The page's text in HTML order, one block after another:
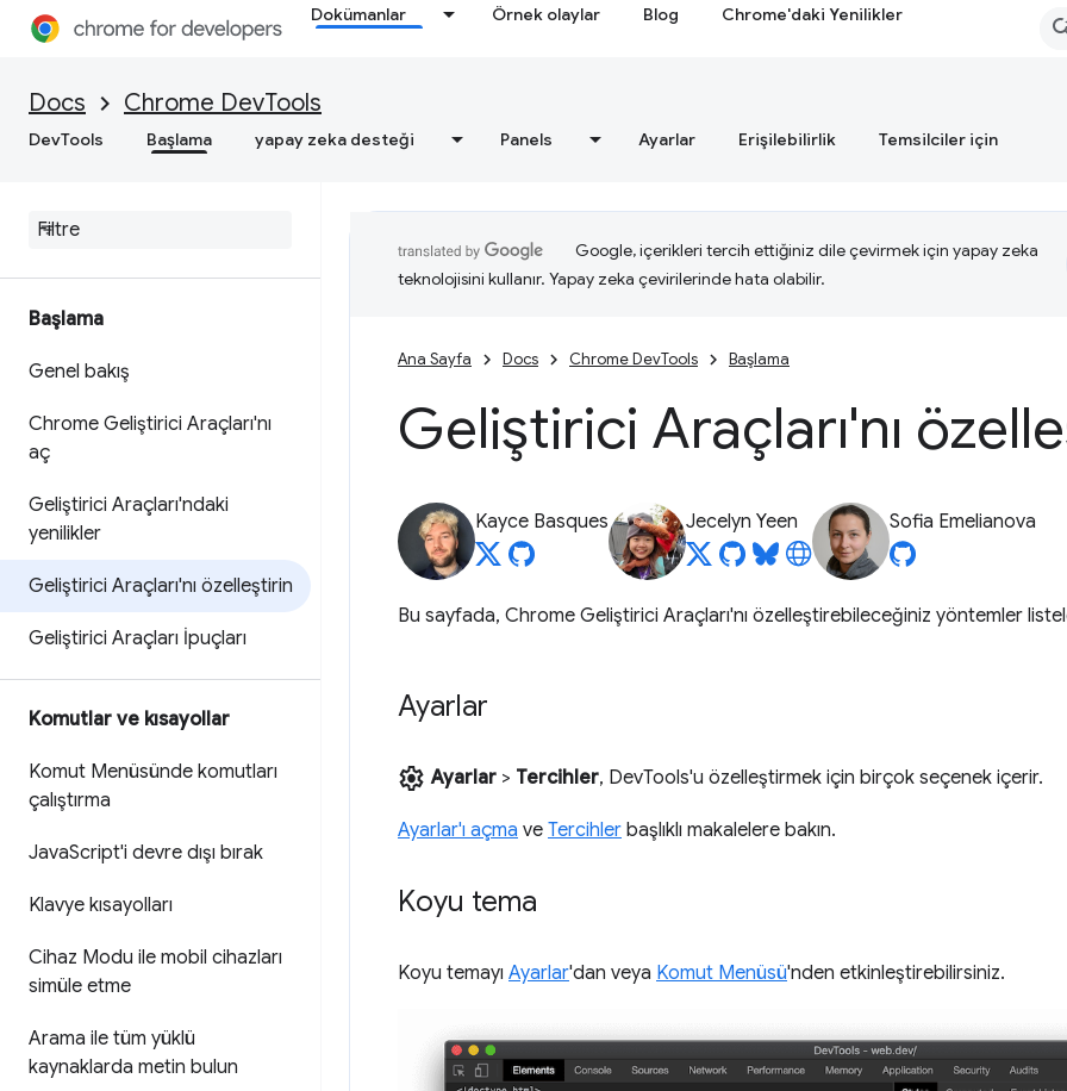
Dokümanlar Örnek olaylar Blog Chrome'daki Yenilikler
Docs Chrome DevTools
DevTools Başlama yapay zeka desteği Panels Ayarlar Erişilebilirlik Temsilciler için
Başlama
Genel bakış
Chrome Geliştirici Araçları'nı
aç
Geliştirici Araçları'ndaki
yenilikler
Geliştirici Araçları'nı özelleştirin
Geliştirici Araçları İpuçları
Komutlar ve kısayollar
Komut Menüsünde komutları
çalıştırma
JavaScript'i devre dışı bırak
Klavye kısayolları
Cihaz Modu ile mobil cihazları
simüle etme
Arama ile tüm yüklü
kaynaklarda metin bulun
Google, içerikleri tercih ettiğiniz dile çevirmek için yapay zeka
teknolojisini kullanır. Yapay zeka çevirilerinde hata olabilir.
Ana Sayfa Docs Chrome DevTools Başlama
Geliştirici Araçları'nı
Kayce Basques Jecelyn Yeen Sofia Emelianova
Bu sayfada, Chrome Geliştirici Araçları'nı özelleştirebileceğiniz yöntemler
Ayarlar
settings Ayarlar > Tercihler, DevTools'u özelleştirmek için birçok seçenek içerir.
Ayarlar'ı açma ve Tercihler başlıklı makalelere bakın.
Koyu tema
Koyu temayı Ayarlar'dan veya Komut Menüsü'nden etkinleştirebilirsiniz.